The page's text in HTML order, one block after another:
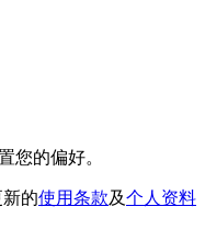
您的偏好。
的使用条款及个人资料